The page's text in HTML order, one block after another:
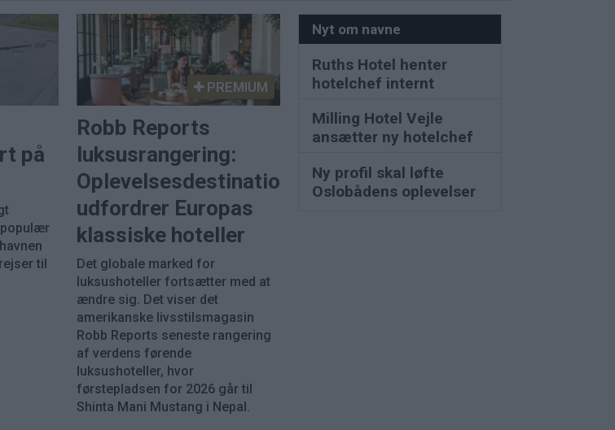
på
populær
til
PREMIUM
Robb Reports
luksusrangering:
Oplevelsesdestinationer
udfordrer Europas
klassiske hoteller
Det globale marked for
luksushoteller fortsætter med at
ændre sig. Det viser det
amerikanske livsstilsmagasin
Robb Reports seneste rangering
af verdens førende
luksushoteller, hvor
førstepladsen for 2026 går til
Shinta Mani Mustang i Nepal.
Nyt om navne
Ruths Hotel henter
hotelchef internt
Milling Hotel Vejle
ansætter ny hotelchef
Ny profil skal løfte
Oslobådens oplevelser